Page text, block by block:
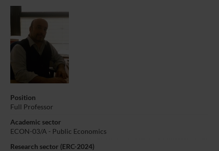
Position
Full Professor
Academic sector
ECON-03/A - Public Economics
Research sector (ERC-2024)